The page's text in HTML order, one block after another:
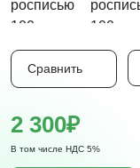
Сравнить
2 300₽
В том числе НДС 5%